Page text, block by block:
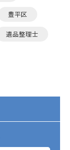
豊平区
遺品整理士